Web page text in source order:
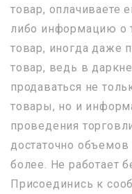
товар, оплачиваете
либо информацию о
товар, иногда даже
товар, ведь в
продаваться не
товары, но и
проведения
достаточно
более. Не работает
Присоединись к